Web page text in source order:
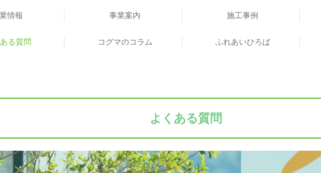
情報 事業案内 施工事例
る質問 コグマのコラム ふれあいひろば
よくある質問